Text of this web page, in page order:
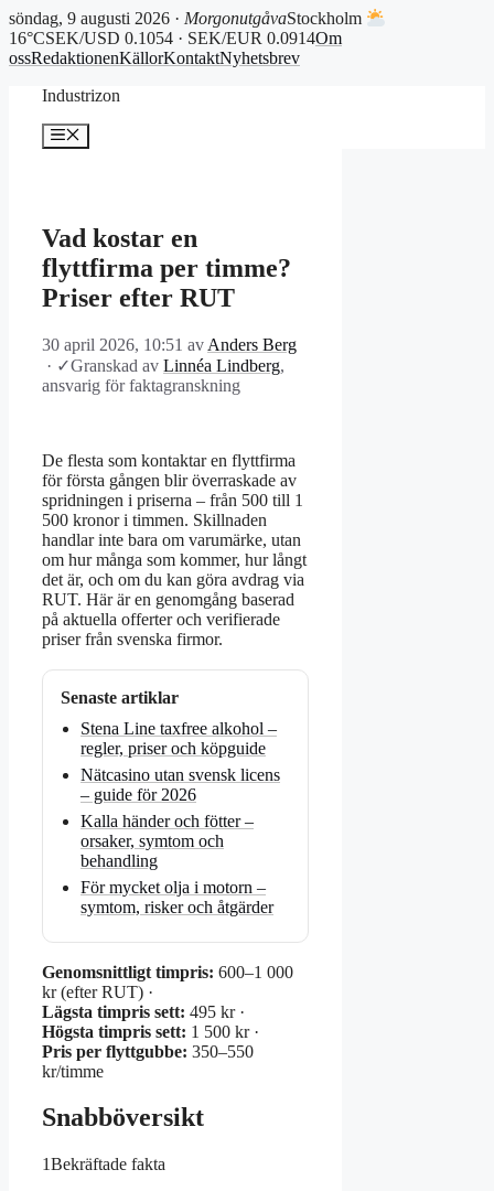
söndag, 9 augusti 2026 · MorgonutgåvaStockholm
16°CSEK/USD 0.1054 · SEK/EUR 0.0914Om
ossRedaktionenKällorKontaktNyhetsbrev
Industrizon
Meny
Vad kostar en
flyttfirma per timme?
Priser efter RUT
30 april 2026, 10:51 av Anders Berg
· ✓Granskad av Linnéa Lindberg,
ansvarig för faktagranskning
De flesta som kontaktar en flyttfirma
för första gången blir överraskade av
spridningen i priserna – från 500 till 1
500 kronor i timmen. Skillnaden
handlar inte bara om varumärke, utan
om hur många som kommer, hur långt
det är, och om du kan göra avdrag via
RUT. Här är en genomgång baserad
på aktuella offerter och verifierade
priser från svenska firmor.
Senaste artiklar
Stena Line taxfree alkohol –
regler, priser och köpguide
Nätcasino utan svensk licens
– guide för 2026
Kalla händer och fötter –
orsaker, symtom och
behandling
För mycket olja i motorn –
symtom, risker och åtgärder
Genomsnittligt timpris: 600–1 000
kr (efter RUT) ·
Lägsta timpris sett: 495 kr ·
Högsta timpris sett: 1 500 kr ·
Pris per flyttgubbe: 350–550
kr/timme
Snabböversikt
1Bekräftade fakta